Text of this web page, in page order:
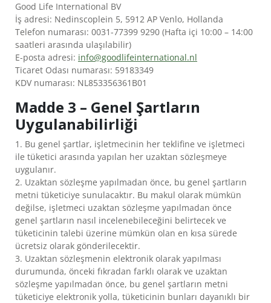
Good Life International BV
İş adresi: Nedinscoplein 5, 5912 AP Venlo, Hollanda
Telefon numarası: 0031-77399 9290 (Hafta içi 10:00 – 14:00
saatleri arasında ulaşılabilir)
E-posta adresi: info@goodlifeinternational.nl
Ticaret Odası numarası: 59183349
KDV numarası: NL853356361B01
Madde 3 – Genel Şartların
Uygulanabilirliği
1. Bu genel şartlar, işletmecinin her teklifine ve işletmeci
ile tüketici arasında yapılan her uzaktan sözleşmeye
uygulanır.
2. Uzaktan sözleşme yapılmadan önce, bu genel şartların
metni tüketiciye sunulacaktır. Bu makul olarak mümkün
değilse, işletmeci uzaktan sözleşme yapılmadan önce
genel şartların nasıl incelenebileceğini belirtecek ve
tüketicinin talebi üzerine mümkün olan en kısa sürede
ücretsiz olarak gönderilecektir.
3. Uzaktan sözleşmenin elektronik olarak yapılması
durumunda, önceki fıkradan farklı olarak ve uzaktan
sözleşme yapılmadan önce, bu genel şartların metni
tüketiciye elektronik yolla, tüketicinin bunları dayanıklı bir
ÜRÜNLER
NEDEN
MÖLLER’S?
ÇOCUKLAR
IÇIN
FAYDALAR
👉
YETIŞKINLER
IÇIN
FAYDALARI
MORINA
KARACIĞERI
YAĞI